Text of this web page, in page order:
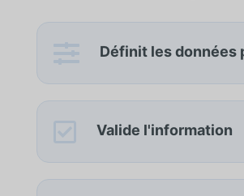
 Définit les données
 Valide l'information